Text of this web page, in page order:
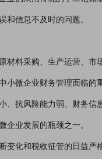
和信息不及时的问题。
材料采购、生产运营、
小微企业财务管理面临的
、抗风险能力弱、财务
企业发展的瓶颈之一。
变化和税收征管的日益